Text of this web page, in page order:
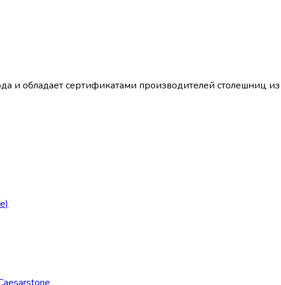
и обладает сертификатами производителей